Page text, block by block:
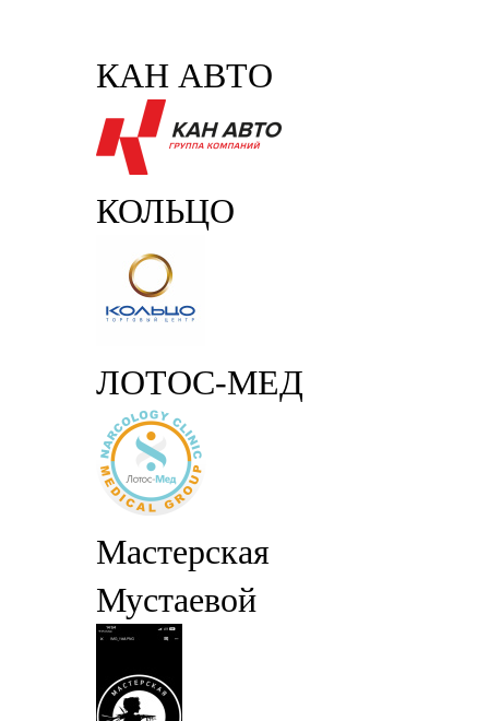
КАН АВТО
КОЛЬЦО
ЛОТОС-МЕД
Мастерская
Мустаевой